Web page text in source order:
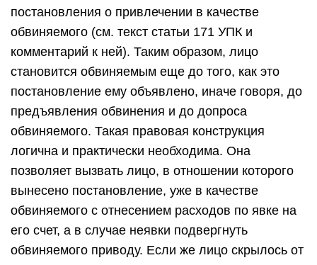
постановления о привлечении в качестве
обвиняемого (см. текст статьи 171 УПК и
комментарий к ней). Таким образом, лицо
становится обвиняемым еще до того, как это
постановление ему объявлено, иначе говоря, до
предъявления обвинения и до допроса
обвиняемого. Такая правовая конструкция
логична и практически необходима. Она
позволяет вызвать лицо, в отношении которого
вынесено постановление, уже в качестве
обвиняемого с отнесением расходов по явке на
его счет, а в случае неявки подвергнуть
обвиняемого приводу. Если же лицо скрылось от